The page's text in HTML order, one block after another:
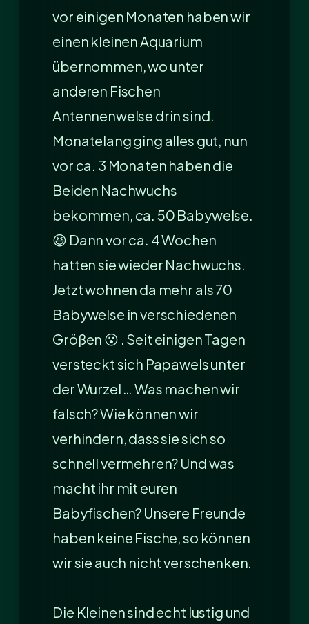
vor einigen Monaten haben wir
einen kleinen Aquarium
übernommen, wo unter
anderen Fischen
Antennenwelse drin sind.
Monatelang ging alles gut, nun
vor ca. 3 Monaten haben die
Beiden Nachwuchs
bekommen, ca. 50 Babywelse.
😆 Dann vor ca. 4 Wochen
hatten sie wieder Nachwuchs.
Jetzt wohnen da mehr als 70
Babywelse in verschiedenen
Größen 😮 . Seit einigen Tagen
versteckt sich Papawels unter
der Wurzel … Was machen wir
falsch? Wie können wir
verhindern, dass sie sich so
schnell vermehren? Und was
macht ihr mit euren
Babyfischen? Unsere Freunde
haben keine Fische, so können
wir sie auch nicht verschenken.
Die Kleinen sind echt lustig und